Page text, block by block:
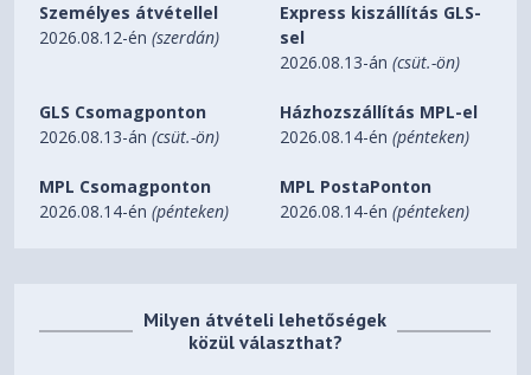
Személyes átvétellel
2026.08.12-én(szerdán)
Express kiszállítás GLS-
sel
2026.08.13-án(csüt.-ön)
GLS Csomagponton
2026.08.13-án(csüt.-ön)
Házhozszállítás MPL-el
2026.08.14-én(pénteken)
MPL Csomagponton
2026.08.14-én(pénteken)
MPL PostaPonton
2026.08.14-én(pénteken)
Milyen átvételi lehetőségek
közül választhat?